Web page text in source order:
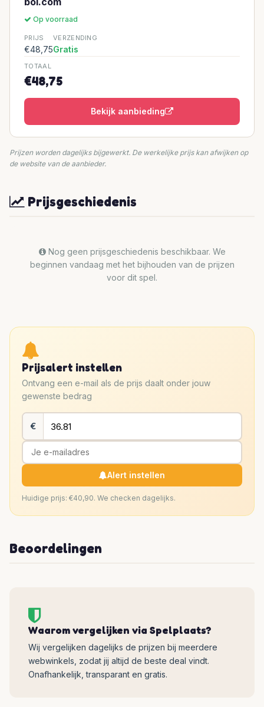
Op voorraad
PRIJS
€48,75
VERZENDING
Gratis
TOTAAL
€48,75
Bekijk aanbieding
Prijzen worden dagelijks bijgewerkt. De werkelijke prijs kan afwijken op
de website van de aanbieder.
Prijsgeschiedenis
Nog geen prijsgeschiedenis beschikbaar. We
beginnen vandaag met het bijhouden van de prijzen
voor dit spel.
Prijsalert instellen
Ontvang een e-mail als de prijs daalt onder jouw
gewenste bedrag
€
Alert instellen
Huidige prijs: €40,90. We checken dagelijks.
Beoordelingen
Waarom vergelijken via Spelplaats?
Wij vergelijken dagelijks de prijzen bij meerdere
webwinkels, zodat jij altijd de beste deal vindt.
Onafhankelijk, transparant en gratis.